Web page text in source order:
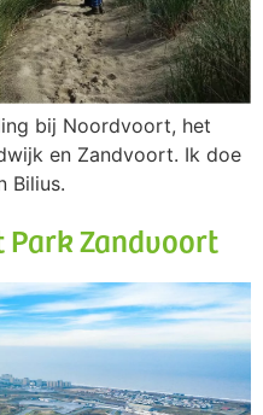
bij Noordvoort, het
en Zandvoort. Ik doe
Bilius.
Park Zandvoort